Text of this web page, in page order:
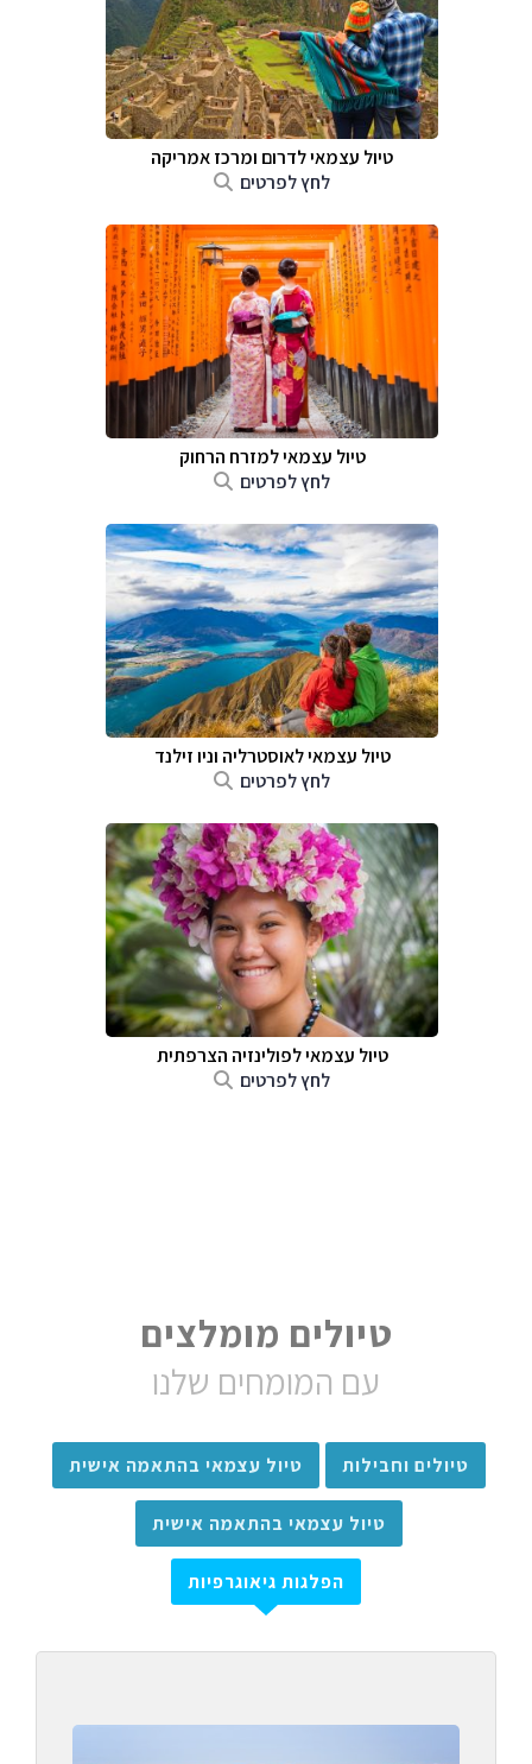
טיול עצמאי לדרום ומרכז אמריקה
לחץ לפרטים
טיול עצמאי למזרח הרחוק
לחץ לפרטים
טיול עצמאי לאוסטרליה וניו זילנד
לחץ לפרטים
טיול עצמאי לפולינזיה הצרפתית
לחץ לפרטים
טיולים מומלצים
עם המומחים שלנו
טיולים וחבילות טיול עצמאי בהתאמה אישית
טיול עצמאי בהתאמה אישית
הפלגות גיאוגרפיות